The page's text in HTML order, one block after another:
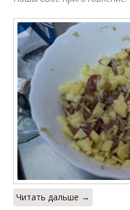
Читать дальше →